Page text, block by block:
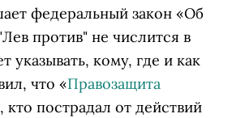
федеральный закон «Об
против" не числится в
указывать, кому, где и как
что «Правозащита
пострадал от действий